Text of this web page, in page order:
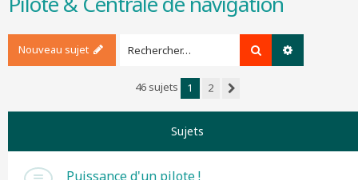
Nouveau sujet Rechercher
46 sujets 1
2
Sujets
Puissance d'un pilote !